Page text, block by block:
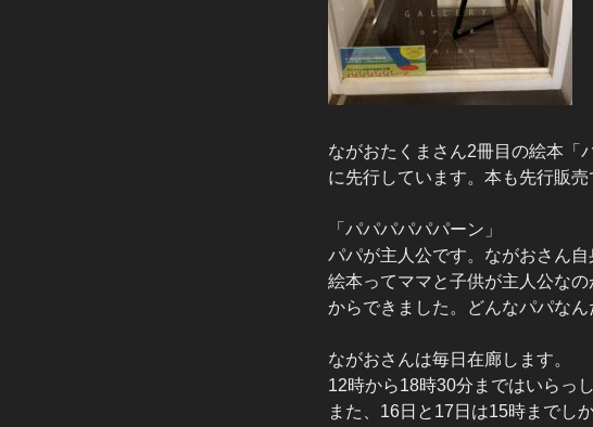
ながおたくまさん2冊目の絵本「
に先行しています。本も先行販売
「パパパパパパーン」
パパが主人公です。ながおさん自
絵本ってママと子供が主人公な
からできました。どんなパパな
ながおさんは毎日在廊します。
12時から18時30分まではいらっ
また、16日と17日は15時までし